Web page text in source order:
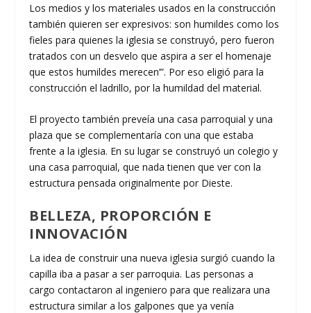
Los medios y los materiales usados en la construcción
también quieren ser expresivos: son humildes como los
fieles para quienes la iglesia se construyó, pero fueron
tratados con un desvelo que aspira a ser el homenaje
que estos humildes merecen’”. Por eso eligió para la
construcción el ladrillo, por la humildad del material.
El proyecto también preveía una casa parroquial y una
plaza que se complementaría con una que estaba
frente a la iglesia. En su lugar se construyó un colegio y
una casa parroquial, que nada tienen que ver con la
estructura pensada originalmente por Dieste.
BELLEZA, PROPORCIÓN E
INNOVACIÓN
La idea de construir una nueva iglesia surgió cuando la
capilla iba a pasar a ser parroquia. Las personas a
cargo contactaron al ingeniero para que realizara una
estructura similar a los galpones que ya venía